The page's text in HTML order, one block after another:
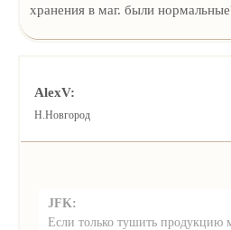
хранения в маг. были
AlexV:
Н.Новгород
JFK:
Если только тушить продукцию